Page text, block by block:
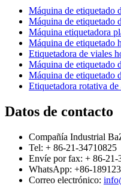
Máquina de etiquetado
Máquina de etiquetado
Máquina etiquetadora
Máquina de etiquetado
Etiquetadora de viales
Máquina de etiquetado
Máquina de etiquetado
Etiquetadora rotativa
Datos de contacto
Compañía Industrial
Tel: + 86-21-34710825
Envíe por fax: + 86-21-
WhatsApp: +86-
Correo electrónico: